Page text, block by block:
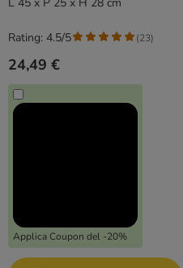
24,49 €
Applica Coupon del -20%
Rating: 4.5/5 (23)